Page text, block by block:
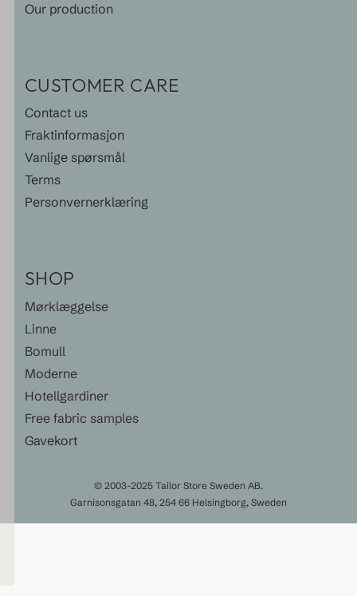
Our production
CUSTOMER CARE
Contact us
Fraktinformasjon
Vanlige spørsmål
Terms
Personvernerklæring
SHOP
Mørklæggelse
Linne
Bomull
Moderne
Hotellgardiner
Free fabric samples
Gavekort
© 2003-2025 Tailor Store Sweden AB.
Garnisonsgatan 48, 254 66 Helsingborg, Sweden